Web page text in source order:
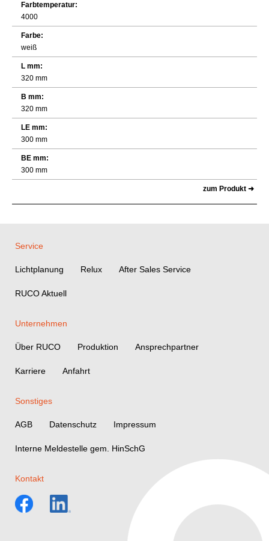
Farbtemperatur:
4000
Farbe:
weiß
L mm:
320 mm
B mm:
320 mm
LE mm:
300 mm
BE mm:
300 mm
zum Produkt ➜
Service
Lichtplanung Relux After Sales Service
RUCO Aktuell
Unternehmen
Über RUCO Produktion Ansprechpartner
Karriere Anfahrt
Sonstiges
AGB Datenschutz Impressum
Interne Meldestelle gem. HinSchG
Kontakt